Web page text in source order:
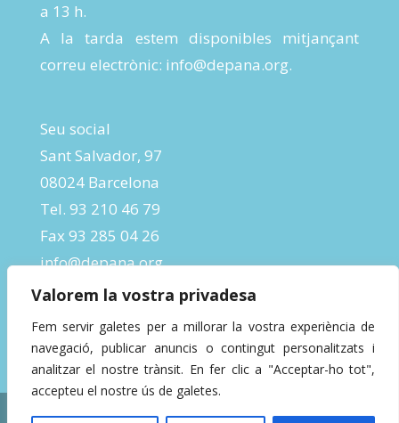
Valorem la vostra privadesa
Fem servir galetes per a millorar la vostra experiència de
navegació, publicar anuncis o contingut personalitzats i
analitzar el nostre trànsit. En fer clic a "Acceptar-ho tot",
accepteu el nostre ús de galetes.
a 13 h.
A la tarda estem disponibles mitjançant
correu electrònic: info@depana.org.
Seu social
Sant Salvador, 97
08024 Barcelona
Tel. 93 210 46 79
Fax 93 285 04 26
info@depana.org
Designed byInBeta Crafts| Powered by